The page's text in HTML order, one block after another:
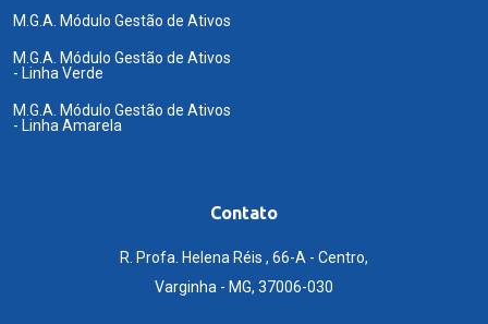
M.G.A. Módulo Gestão de Ativos
M.G.A. Módulo Gestão de Ativos
- Linha Verde
M.G.A. Módulo Gestão de Ativos
- Linha Amarela
Contato
R. Profa. Helena Réis , 66-A - Centro,
Varginha - MG, 37006-030